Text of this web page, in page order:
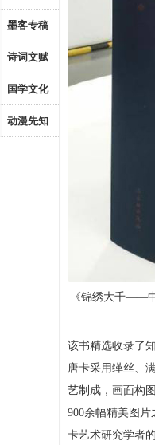
墨客专稿
诗词文赋
国学文化
动漫先知
《锦绣大千——
该书精选收录了
唐卡采用缂丝、
艺制成，画面构
900余幅精美图
卡艺术研究学者